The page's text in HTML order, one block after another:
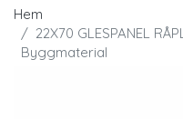
Hem
22X70 GLESPANEL
Byggmaterial